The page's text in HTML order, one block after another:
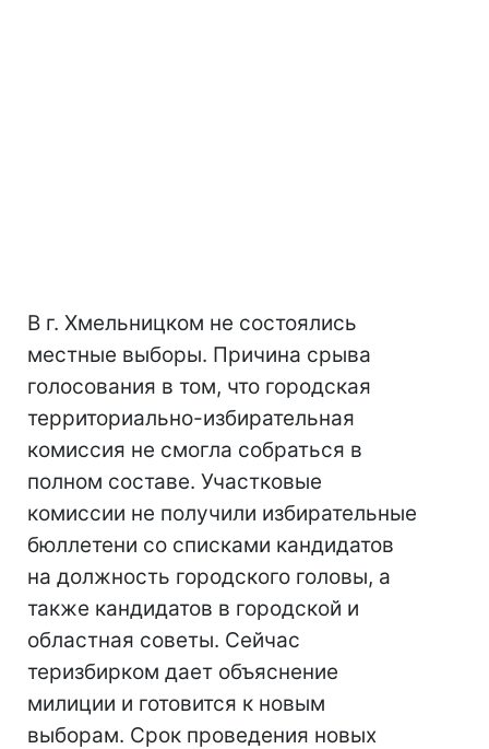
В г. Хмельницком не состоялись
местные выборы. Причина срыва
голосования в том, что городская
территориально-избирательная
комиссия не смогла собраться в
полном составе. Участковые
комиссии не получили избирательные
бюллетени со списками кандидатов
на должность городского головы, а
также кандидатов в городской и
областная советы. Сейчас
теризбирком дает объяснение
милиции и готовится к новым
выборам. Срок проведения новых